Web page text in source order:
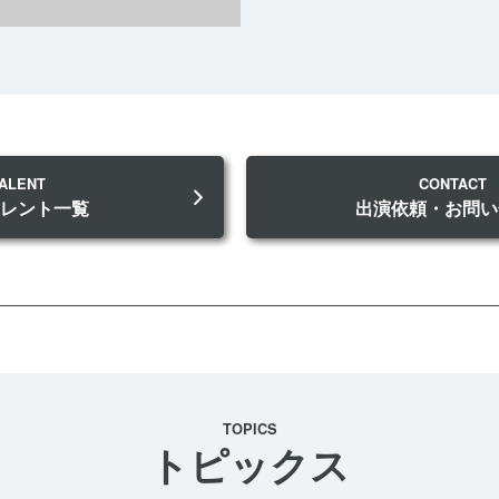
ント一覧
CONTACT
出演依頼・お問
TOPICS
トピックス